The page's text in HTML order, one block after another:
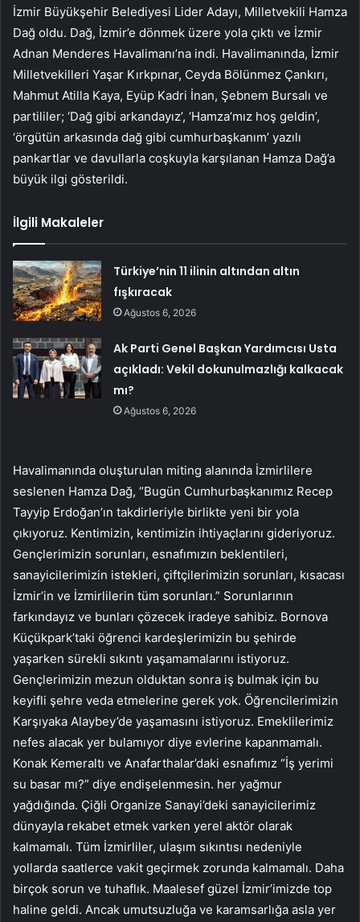
İzmir Büyükşehir Belediyesi Lider Adayı, Milletvekili Hamza
Dağ oldu. Dağ, İzmir’e dönmek üzere yola çıktı ve İzmir
Adnan Menderes Havalimanı’na indi. Havalimanında, İzmir
Milletvekilleri Yaşar Kırkpınar, Ceyda Bölünmez Çankırı,
Mahmut Atilla Kaya, Eyüp Kadri İnan, Şebnem Bursalı ve
partililer; ‘Dağ gibi arkandayız’, ‘Hamza’mız hoş geldin’,
‘örgütün arkasında dağ gibi cumhurbaşkanım’ yazılı
pankartlar ve davullarla coşkuyla karşılanan Hamza Dağ’a
büyük ilgi gösterildi.
İlgili Makaleler
Türkiye’nin 11 ilinin altından altın
fışkıracak
Ağustos 6, 2026
Ak Parti Genel Başkan Yardımcısı Usta
açıkladı: Vekil dokunulmazlığı kalkacak
mı?
Ağustos 6, 2026
Havalimanında oluşturulan miting alanında İzmirlilere
seslenen Hamza Dağ, “Bugün Cumhurbaşkanımız Recep
Tayyip Erdoğan’ın takdirleriyle birlikte yeni bir yola
çıkıyoruz. Kentimizin, kentimizin ihtiyaçlarını gideriyoruz.
Gençlerimizin sorunları, esnafımızın beklentileri,
sanayicilerimizin istekleri, çiftçilerimizin sorunları, kısacası
İzmir’in ve İzmirlilerin tüm sorunları.” Sorunlarının
farkındayız ve bunları çözecek iradeye sahibiz. Bornova
Küçükpark’taki öğrenci kardeşlerimizin bu şehirde
yaşarken sürekli sıkıntı yaşamamalarını istiyoruz.
Gençlerimizin mezun olduktan sonra iş bulmak için bu
keyifli şehre veda etmelerine gerek yok. Öğrencilerimizin
Karşıyaka Alaybey’de yaşamasını istiyoruz. Emeklilerimiz
nefes alacak yer bulamıyor diye evlerine kapanmamalı.
Konak Kemeraltı ve Anafarthalar’daki esnafımız “İş yerimi
su basar mı?” diye endişelenmesin. her yağmur
yağdığında. Çiğli Organize Sanayi’deki sanayicilerimiz
dünyayla rekabet etmek varken yerel aktör olarak
kalmamalı. Tüm İzmirliler, ulaşım sıkıntısı nedeniyle
yollarda saatlerce vakit geçirmek zorunda kalmamalı. Daha
birçok sorun ve tuhaflık. Maalesef güzel İzmir’imizde top
haline geldi. Ancak umutsuzluğa ve karamsarlığa asla yer